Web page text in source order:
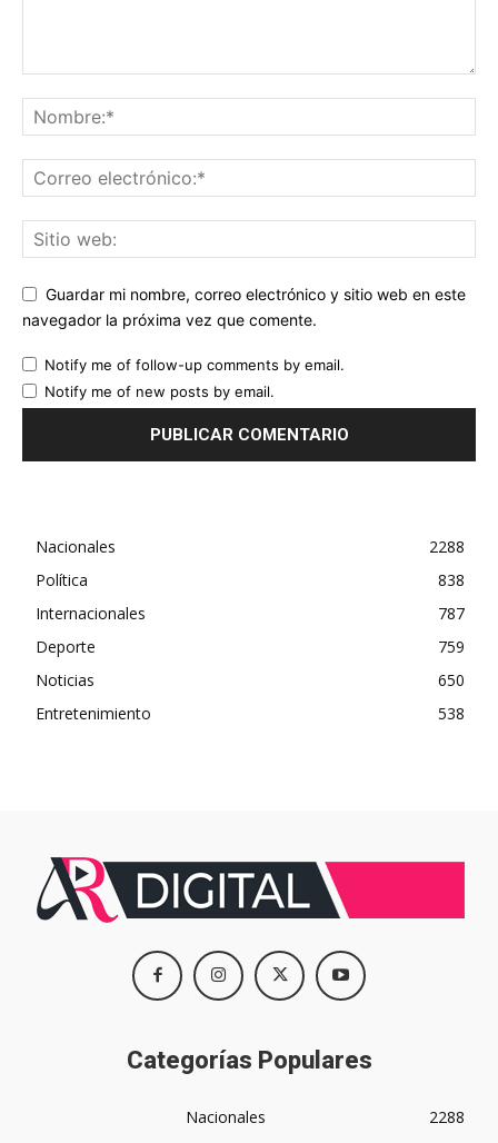
Guardar mi nombre, correo electrónico y sitio web en este
navegador la próxima vez que comente.
Notify me of follow-up comments by email.
Notify me of new posts by email.
Nacionales
2288
Política
838
Internacionales
787
Deporte
759
Noticias
650
Entretenimiento
538
Categorías Populares
Nacionales
2288